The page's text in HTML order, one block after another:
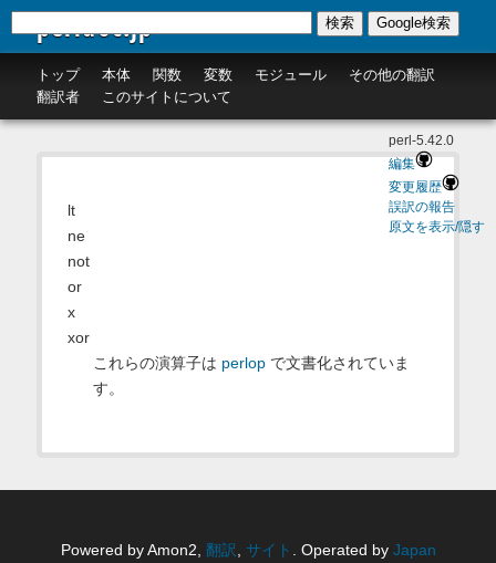
perldoc.jp
トップ 本体 関数 変数 モジュール
その他の翻訳
翻訳者
このサイトについて
検索 Google検索
perl-5.42.0
編集
変更履歴
誤訳の報告
原文を表示/隠す
lt
ne
not
or
x
xor
これらの演算子は perlopで文書化されていま
す。
Powered by Amon2, 翻訳, サイト . Operated by Japan